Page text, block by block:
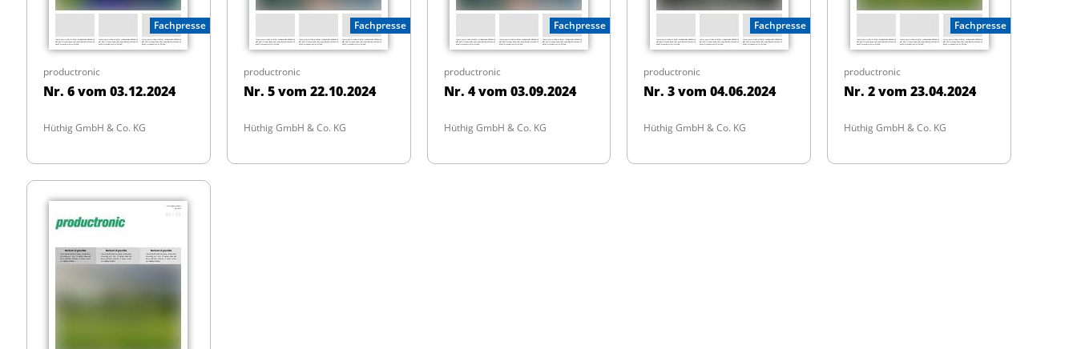
Fachpresse
productronic
Nr. 6 vom 03.12.2024
Hüthig GmbH & Co. KG
Fachpresse
productronic
Nr. 5 vom 22.10.2024
Hüthig GmbH & Co. KG
Fachpresse
productronic
Nr. 4 vom 03.09.2024
Hüthig GmbH & Co. KG
Fachpresse
productronic
Nr. 3 vom 04.06.2024
Hüthig GmbH & Co. KG
Fachpresse
productronic
Nr. 2 vom 23.04.2024
Hüthig GmbH & Co. KG